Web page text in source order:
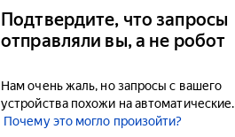
Подтвердите, что запросы
отправляли вы, а не робот
Нам очень жаль, но запросы с вашего
устройства похожи на автоматические.
Почему это могло произойти?